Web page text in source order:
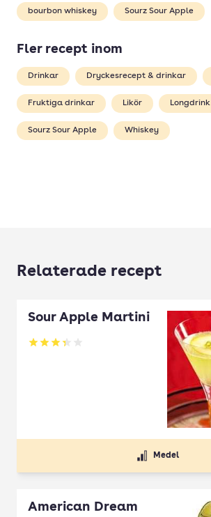
bourbon whiskey Sourz Sour Apple
Fler recept inom
Drinkar Dryckesrecept & drinkar
Fruktiga drinkar Likör Longdrink
Sourz Sour Apple Whiskey
Relaterade recept
Sour Apple Martini
Betyg: 3.32 av 5
Medel
American Dream